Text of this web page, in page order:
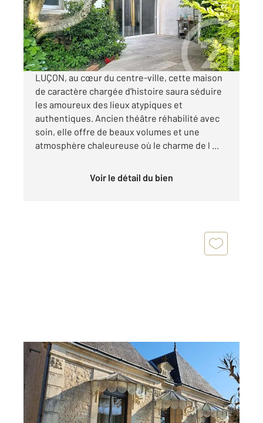
Maison à vendre
242 650 €
Visiter le site dédié
LUÇON, au cœur du centre-ville, cette maison
de caractère chargée d'histoire saura séduire
les amoureux des lieux atypiques et
authentiques. Ancien théâtre réhabilité avec
soin, elle offre de beaux volumes et une
atmosphère chaleureuse où le charme de l ...
Voir le détail du bien
LUCON 85
124,42 m2, 5 pièces
Ref : 1369
Maison à vendre